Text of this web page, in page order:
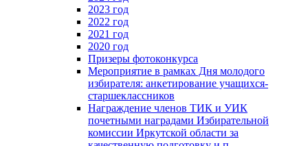
2023 год
2022 год
2021 год
2020 год
Призеры фотоконкурса
Мероприятие в рамках Дня молодого
избирателя: анкетирование учащихся-
старшеклассников
Награждение членов ТИК и УИК
почетными наградами Избирательной
комиссии Иркутской области за